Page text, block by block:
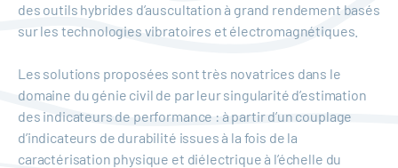
des outils hybrides d’auscultation à grand rendement basés
sur les technologies vibratoires et électromagnétiques.
Les solutions proposées sont très novatrices dans le
domaine du génie civil de par leur singularité d’estimation
des indicateurs de performance : à partir d’un couplage
d’indicateurs de durabilité issues à la fois de la
caractérisation physique et diélectrique à l’échelle du